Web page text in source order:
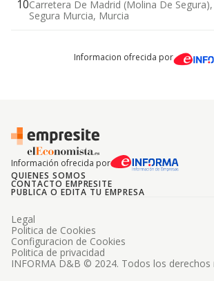
10Carretera De Madrid (molina De
Segura Murcia, Murcia
Informacion ofrecida por
Información ofrecida por
QUIENES SOMOS
CONTACTO EMPRESITE
PUBLICA O EDITA TU EMPRESA
INFORMA D&B © 2024. Todos los derechos
Legal
Politica de Cookies
Configuracion de Cookies
Politica de privacidad